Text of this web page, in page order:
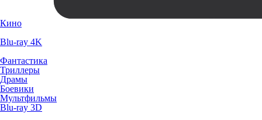
Кино
Blu-ray 4K
Фантастика
Триллеры
Драмы
Боевики
Мультфильмы
Blu-ray 3D